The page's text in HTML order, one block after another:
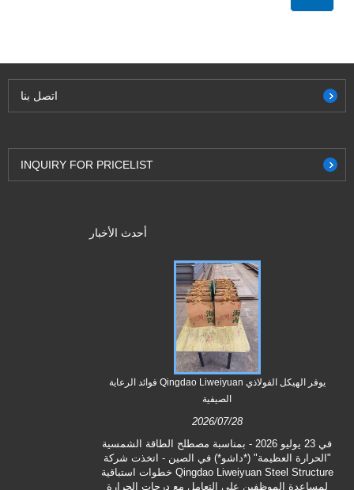
اتصل بنا
INQUIRY FOR PRICELIST
أحدث الأخبار
يوفر الهيكل الفولاذي Qingdao Liweiyuan فوائد الرعاية
الصيفية
2026/07/28
في 23 يوليو 2026 - بمناسبة مصطلح الطاقة الشمسية
"الحرارة العظيمة" (*داشو*) في الصين - اتخذت شركة
Qingdao Liweiyuan Steel Structure خطوات استباقية
لمساعدة الموظفين على التعامل مع درجات الحرارة